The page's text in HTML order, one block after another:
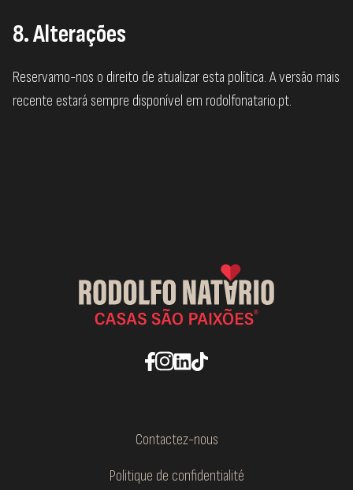
8. Alterações
Reservamo-nos o direito de atualizar esta política. A versão mais
recente estará sempre disponível em rodolfonatario.pt.
Contactez-nous
Politique de confidentialité